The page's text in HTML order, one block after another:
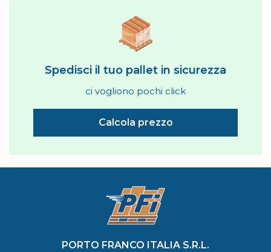
Spedisci il tuo pallet in sicurezza
ci vogliono pochi click
Calcola prezzo
PORTO FRANCO ITALIA S.R.L.